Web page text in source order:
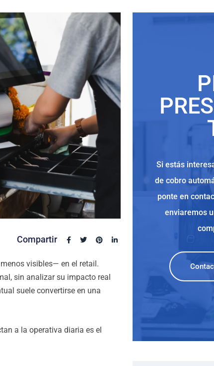
Compartir
visibles— en el retail.
sin analizar su impacto real
suele convertirse en una
a la operativa diaria es el
Si estás
de cobro
ponte en
enviaremos